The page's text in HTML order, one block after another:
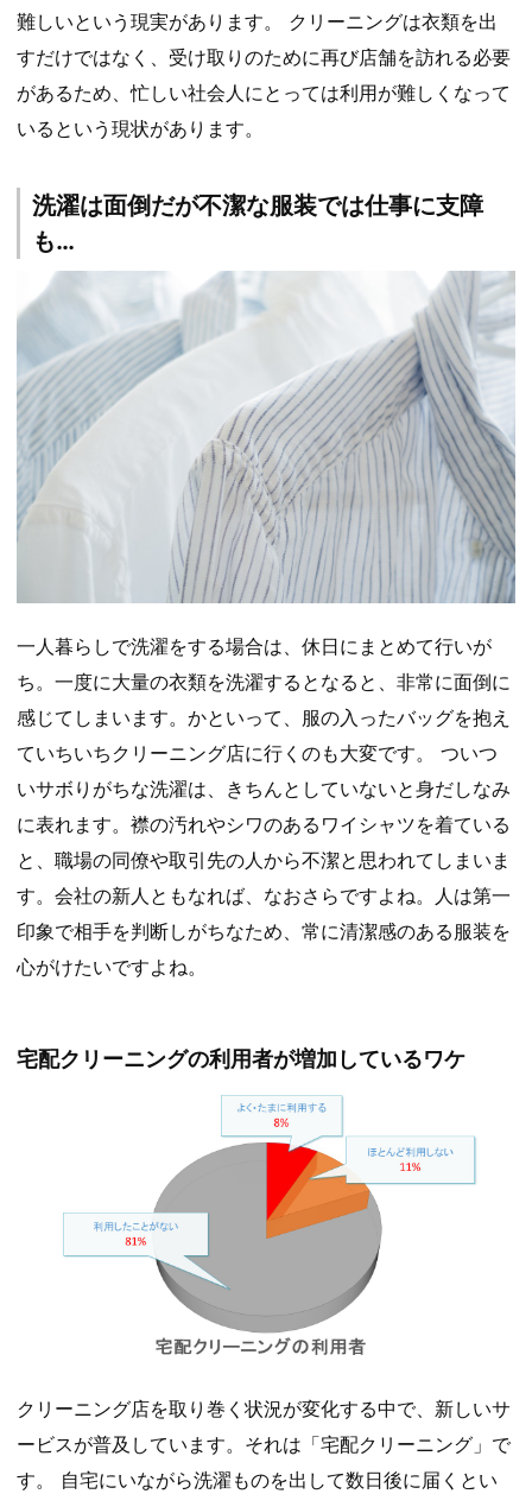
難しいという現実があります。 クリーニングは衣類を出
すだけではなく、受け取りのために再び店舗を訪れる必要
があるため、忙しい社会人にとっては利用が難しくなって
いるという現状があります。
洗濯は面倒だが不潔な服装では仕事に支障
も…
一人暮らしで洗濯をする場合は、休日にまとめて行いが
ち。一度に大量の衣類を洗濯するとなると、非常に面倒に
感じてしまいます。かといって、服の入ったバッグを抱え
ていちいちクリーニング店に行くのも大変です。 ついつ
いサボりがちな洗濯は、きちんとしていないと身だしなみ
に表れます。襟の汚れやシワのあるワイシャツを着ている
と、職場の同僚や取引先の人から不潔と思われてしまいま
す。会社の新人ともなれば、なおさらですよね。人は第一
印象で相手を判断しがちなため、常に清潔感のある服装を
心がけたいですよね。
宅配クリーニングの利用者が増加しているワケ
クリーニング店を取り巻く状況が変化する中で、新しいサ
ービスが普及しています。それは「宅配クリーニング」で
す。 自宅にいながら洗濯ものを出して数日後に届くとい